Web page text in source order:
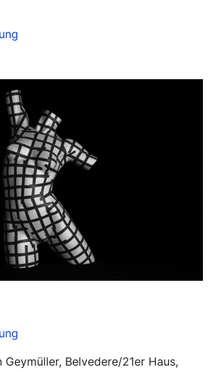
Belvedere/21er Haus,